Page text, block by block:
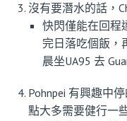
沒有要潛水的話，
快閃僅能在回程
完日落吃個飯，
晨坐UA95 去
Pohnpei 有興趣中
點大多需要健行一